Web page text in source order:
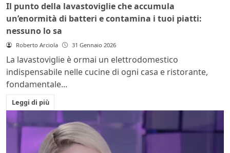
Il punto della lavastoviglie che accumula
un’enormità di batteri e contamina i tuoi piatti:
nessuno lo sa
Roberto Arciola 31 Gennaio 2026
La lavastoviglie è ormai un elettrodomestico
indispensabile nelle cucine di ogni casa e ristorante,
fondamentale...
Leggi di più